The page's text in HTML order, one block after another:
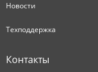
Новости
Техподдержка
Контакты